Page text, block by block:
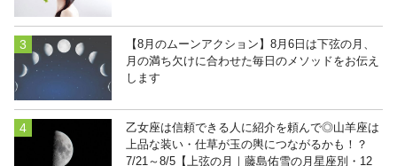
【8月のムーンアクション】8月6日は下弦の月、
月の満ち欠けに合わせた毎日のメソッドをお伝え
します
乙女座は信頼できる人に紹介を頼んで◎山羊座は
上品な装い・仕草が玉の輿につながるかも！？
7/21～8/5【上弦の月｜藤島佑雪の月星座別・12